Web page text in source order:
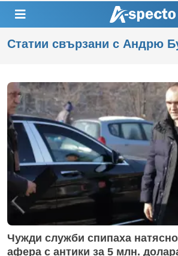
Статии свързани с Андрю
Чужди служби спипаха
афера с антики за 5 млн.